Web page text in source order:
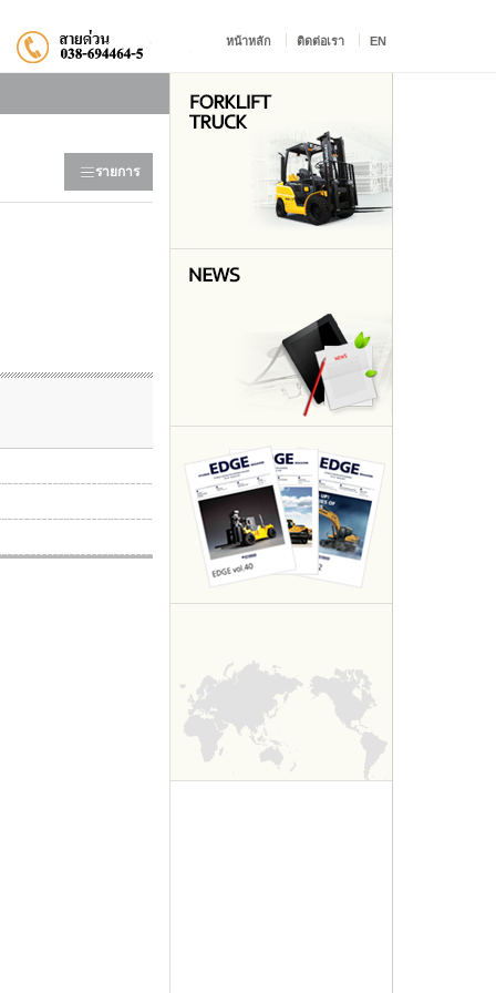
หน้าหลัก ติดต่อเรา EN
รายการ